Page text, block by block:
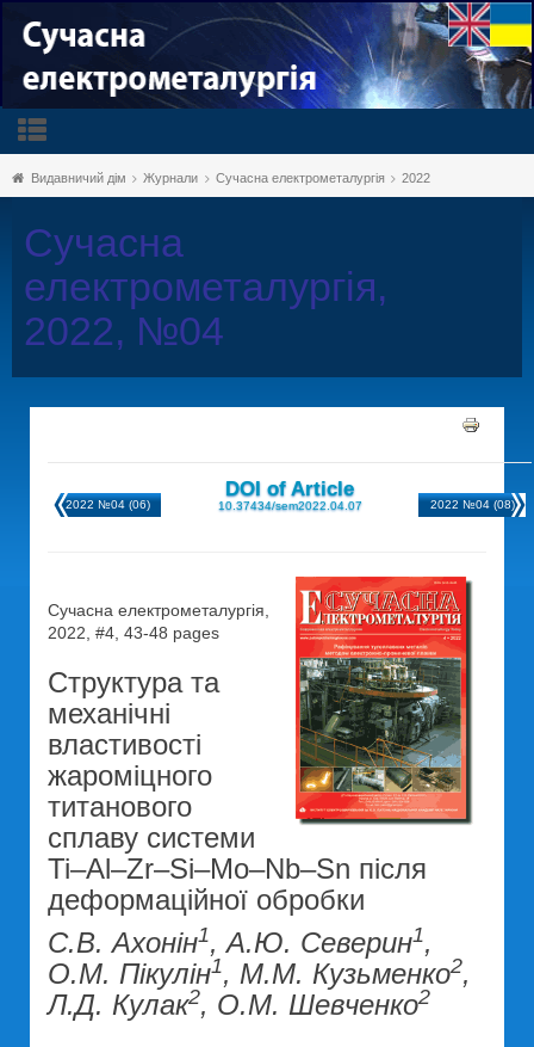
Видавничий дім Журнали Сучасна електрометалургія 2022
Сучасна
електрометалургія,
2022, №04
2022 №04 (06)
DOI of Article
10.37434/sem2022.04.07 2022 №04 (08)
Сучасна електрометалургія,
2022, #4, 43-48 pages
Структура та
механічні
властивості
жароміцного
титанового
сплаву системи
Ti–Al–Zr–Si–Mo–Nb–Sn після
деформаційної обробки
С.В. Ахонін1, А.Ю. Северин1,
О.М. Пікулін1, М.М. Кузьменко2,
Л.Д. Кулак2, О.М. Шевченко2